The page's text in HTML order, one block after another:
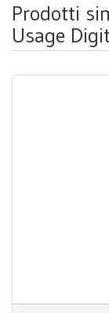
Prodotti
Usage